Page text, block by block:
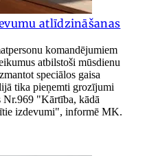
atlīdzināšanas
komandējumiem
atbilstoši mūsdienu
speciālos gaisa
tika pieņemti grozījumi
"Kārtība, kādā
izdevumi", informē MK.